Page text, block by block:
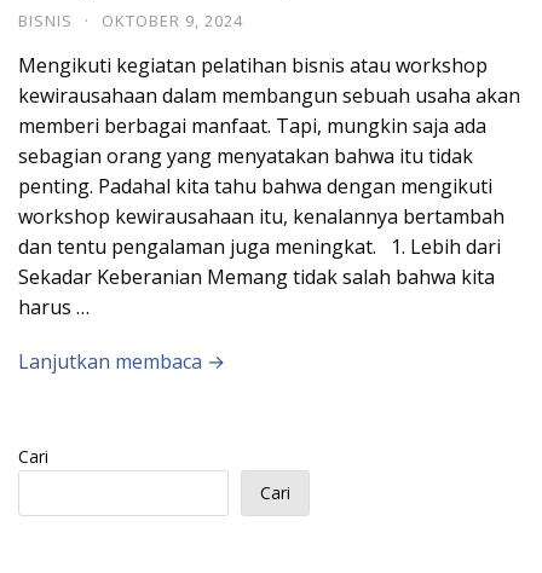
BISNIS · OKTOBER 9, 2024
Mengikuti kegiatan pelatihan bisnis atau workshop
kewirausahaan dalam membangun sebuah usaha akan
memberi berbagai manfaat. Tapi, mungkin saja ada
sebagian orang yang menyatakan bahwa itu tidak
penting. Padahal kita tahu bahwa dengan mengikuti
workshop kewirausahaan itu, kenalannya bertambah
dan tentu pengalaman juga meningkat. 1. Lebih dari
Sekadar Keberanian Memang tidak salah bahwa kita
harus …
Lanjutkan membaca →
Cari
Cari